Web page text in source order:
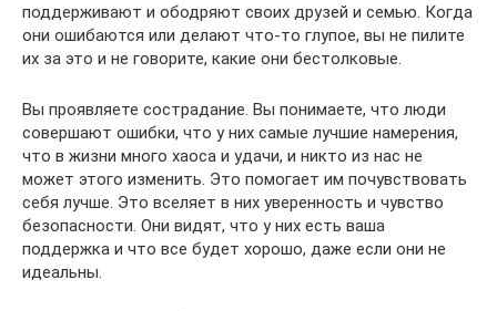
поддерживают и ободряют своих друзей и семью. Когда
они ошибаются или делают что-то глупое, вы не пилите
их за это и не говорите, какие они бестолковые.
Вы проявляете сострадание. Вы понимаете, что люди
совершают ошибки, что у них самые лучшие намерения,
что в жизни много хаоса и удачи, и никто из нас не
может этого изменить. Это помогает им почувствовать
себя лучше. Это вселяет в них уверенность и чувство
безопасности. Они видят, что у них есть ваша
поддержка и что все будет хорошо, даже если они не
идеальны.